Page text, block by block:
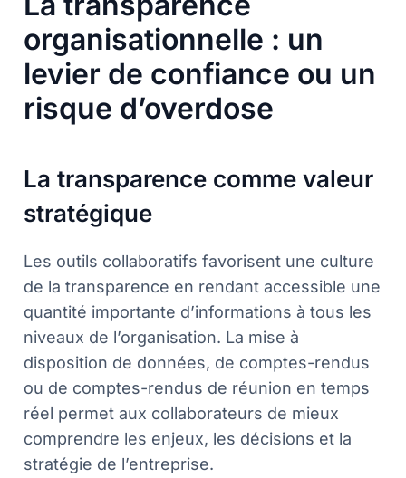
organisationnelle : un
levier de confiance ou un
risque d’overdose
La transparence comme valeur
stratégique
Les outils collaboratifs favorisent une culture
de la transparence en rendant accessible une
quantité importante d’informations à tous les
niveaux de l’organisation. La mise à
disposition de données, de comptes-rendus
ou de comptes-rendus de réunion en temps
réel permet aux collaborateurs de mieux
comprendre les enjeux, les décisions et la
stratégie de l’entreprise.